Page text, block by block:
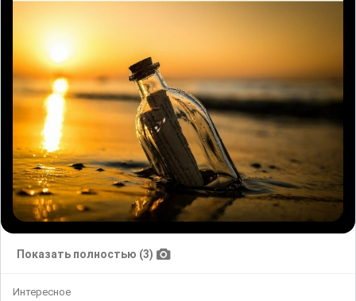
Показать полностью (3)
Интересное